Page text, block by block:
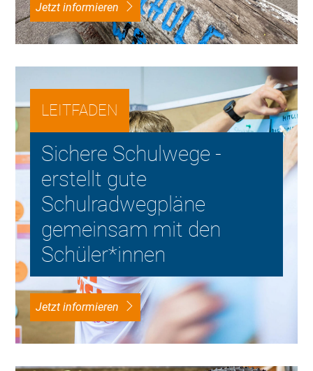
Jetzt informieren
LEITFADEN
Sichere Schulwege -
erstellt gute
Schulradwegpläne
gemeinsam mit den
Schüler*innen
Jetzt informieren